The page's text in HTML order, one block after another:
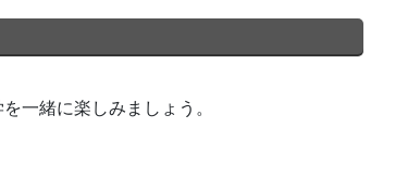
一緒に楽しみましょう。